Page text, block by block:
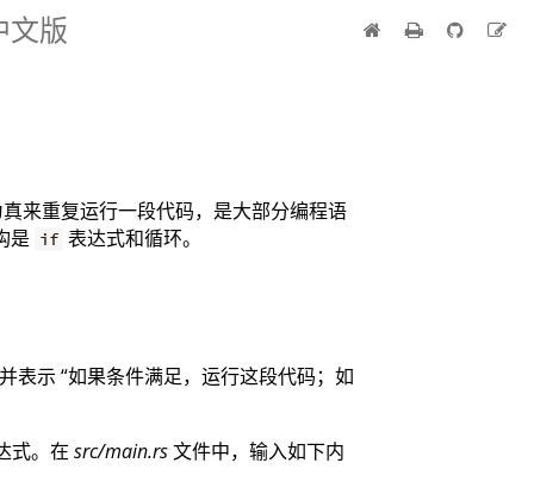
文版
来重复运行一段代码，是大部分编程语
是 if 表达式和循环。
表示 “如果条件满足，运行这段代码；如
式。在src/main.rs文件中，输入如下内